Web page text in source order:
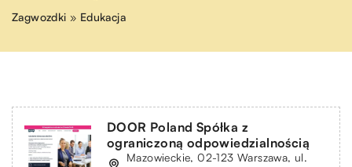
Zagwozdki » Edukacja
DOOR Poland Spółka z
ograniczoną odpowiedzialnością
Mazowieckie, 02-123 Warszawa, ul.